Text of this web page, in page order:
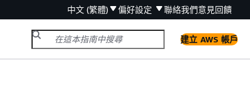
中文 (繁體) 偏好設定 聯絡我們意見回饋
建立 AWS 帳戶